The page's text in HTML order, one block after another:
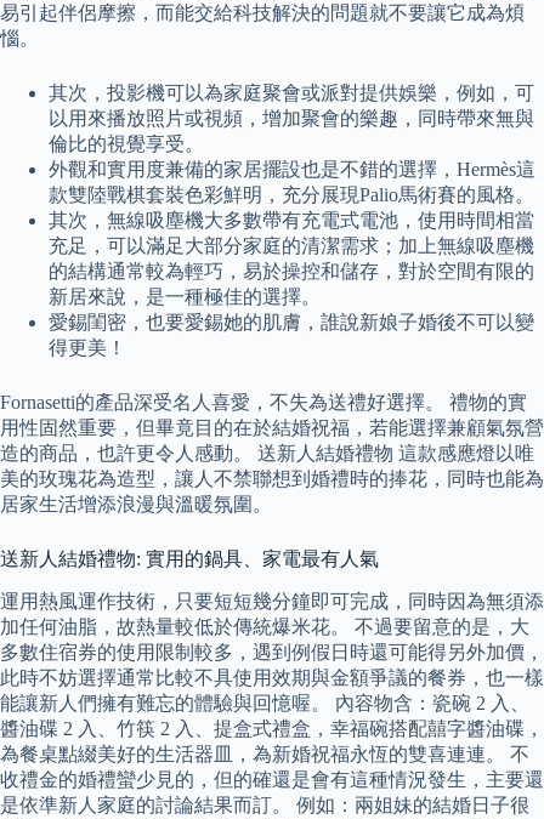
易引起伴侶摩擦，而能交給科技解決的問題就不要讓它成為煩
惱。
其次，投影機可以為家庭聚會或派對提供娛樂，例如，可
以用來播放照片或視頻，增加聚會的樂趣，同時帶來無與
倫比的視覺享受。
外觀和實用度兼備的家居擺設也是不錯的選擇，Hermès這
款雙陸戰棋套裝色彩鮮明，充分展現Palio馬術賽的風格。
其次，無線吸塵機大多數帶有充電式電池，使用時間相當
充足，可以滿足大部分家庭的清潔需求；加上無線吸塵機
的結構通常較為輕巧，易於操控和儲存，對於空間有限的
新居來說，是一種極佳的選擇。
愛錫閨密，也要愛錫她的肌膚，誰說新娘子婚後不可以變
得更美！
Fornasetti的產品深受名人喜愛，不失為送禮好選擇。 禮物的實
用性固然重要，但畢竟目的在於結婚祝福，若能選擇兼顧氣氛營
造的商品，也許更令人感動。 送新人結婚禮物 這款感應燈以唯
美的玫瑰花為造型，讓人不禁聯想到婚禮時的捧花，同時也能為
居家生活增添浪漫與溫暖氛圍。
送新人結婚禮物: 實用的鍋具、家電最有人氣
運用熱風運作技術，只要短短幾分鐘即可完成，同時因為無須添
加任何油脂，故熱量較低於傳統爆米花。 不過要留意的是，大
多數住宿券的使用限制較多，遇到例假日時還可能得另外加價，
此時不妨選擇通常比較不具使用效期與金額爭議的餐券，也一樣
能讓新人們擁有難忘的體驗與回憶喔。 內容物含：瓷碗 2 入、
醬油碟 2 入、竹筷 2 入、提盒式禮盒，幸福碗搭配囍字醬油碟，
為餐桌點綴美好的生活器皿，為新婚祝福永恆的雙喜連連。 不
收禮金的婚禮蠻少見的，但的確還是會有這種情況發生，主要還
是依準新人家庭的討論結果而訂。 例如：兩姐妹的結婚日子很